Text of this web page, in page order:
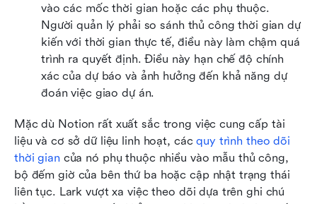
vào các mốc thời gian hoặc các phụ thuộc.
Người quản lý phải so sánh thủ công thời gian dự
kiến với thời gian thực tế, điều này làm chậm quá
trình ra quyết định. Điều này hạn chế độ chính
xác của dự báo và ảnh hưởng đến khả năng dự
đoán việc giao dự án.
Mặc dù Notion rất xuất sắc trong việc cung cấp tài
liệu và cơ sở dữ liệu linh hoạt, các quy trình theo dõi
thời gian của nó phụ thuộc nhiều vào mẫu thủ công,
bộ đếm giờ của bên thứ ba hoặc cập nhật trạng thái
liên tục. Lark vượt xa việc theo dõi dựa trên ghi chú